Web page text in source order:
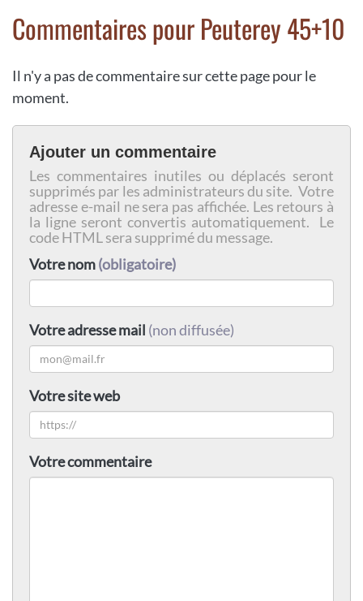
Commentaires pour Peuterey 45+10
Il n'y a pas de commentaire sur cette page pour le
moment.
Ajouter un commentaire
Les commentaires inutiles ou déplacés seront
supprimés par les administrateurs du site. Votre
adresse e-mail ne sera pas affichée. Les retours à
la ligne seront convertis automatiquement. Le
code HTML sera supprimé du message.
Votre nom(obligatoire)
Votre adresse mail (non diffusée)
Votre site web
Votre commentaire